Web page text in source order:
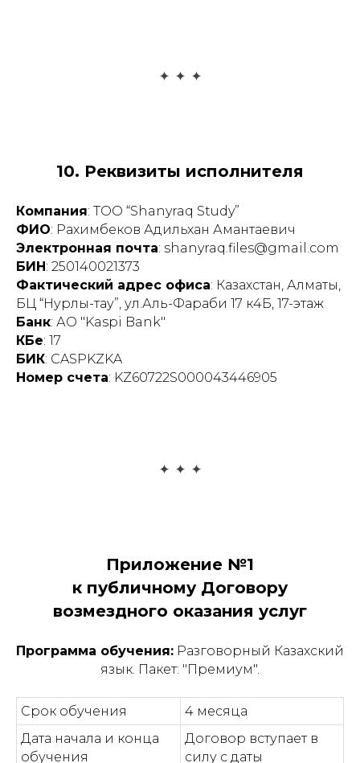
10. Реквизиты исполнителя
Компания: ТОО “Shanyraq Study”
ФИО: Рахимбеков Адильхан Амантаевич
Электронная почта: shanyraq.files@gmail.com
БИН: 250140021373
Фактический адрес офиса: Казахстан, Алматы,
БЦ “Нурлы-тау”, ул.Аль-Фараби 17 к4Б, 17-этаж
Банк: АО "Kaspi Bank"
КБе: 17
БИК: CASPKZKA
Номер счета: KZ60722S000043446905
Приложение №1
к публичному Договору
возмездного оказания услуг
Программа обучения: Разговорный Казахский
язык. Пакет: "Премиум".
Срок обучения
4 месяца
Дата начала и конца
обучения
Договор вступает в
силу с даты